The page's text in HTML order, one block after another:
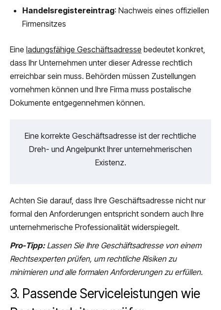
Handelsregistereintrag: Nachweis eines offiziellen
Firmensitzes
Eine ladungsfähige Geschäftsadresse bedeutet konkret,
dass Ihr Unternehmen unter dieser Adresse rechtlich
erreichbar sein muss. Behörden müssen Zustellungen
vornehmen können und Ihre Firma muss postalische
Dokumente entgegennehmen können.
Eine korrekte Geschäftsadresse ist der rechtliche
Dreh- und Angelpunkt Ihrer unternehmerischen
Existenz.
Achten Sie darauf, dass Ihre Geschäftsadresse nicht nur
formal den Anforderungen entspricht sondern auch Ihre
unternehmerische Professionalität widerspiegelt.
Pro-Tipp: Lassen Sie Ihre Geschäftsadresse von einem
Rechtsexperten prüfen, um rechtliche Risiken zu
minimieren und alle formalen Anforderungen zu erfüllen.
3. Passende Serviceleistungen wie